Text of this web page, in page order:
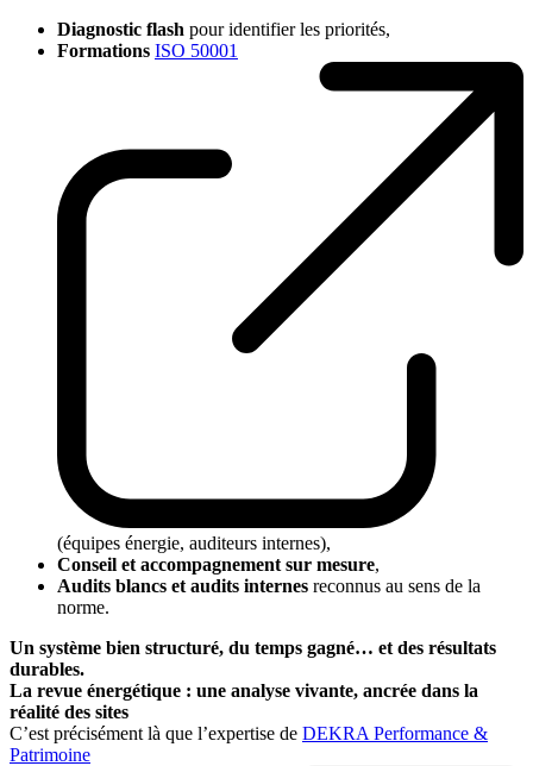
Diagnostic flash pour identifier les priorités,
Formations ISO 50001
(équipes énergie, auditeurs internes),
Conseil et accompagnement sur mesure,
Audits blancs et audits internes reconnus au sens de la
norme.
Un système bien structuré, du temps gagné… et des résultats
durables.
La revue énergétique : une analyse vivante, ancrée dans la
réalité des sites
C’est précisément là que l’expertise de DEKRA Performance &
Patrimoine